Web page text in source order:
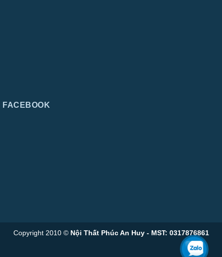
FACEBOOK
Copyright 2010 © Nội Thất Phúc An Huy - MST: 0317876861